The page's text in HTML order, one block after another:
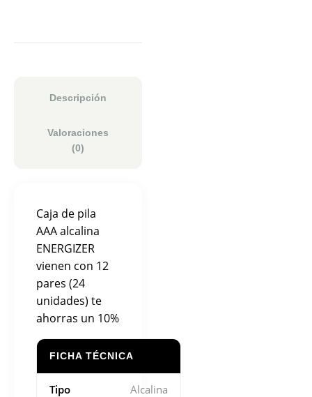
Descripción
Valoraciones
(0)
Caja de pila
AAA alcalina
ENERGIZER
vienen con 12
pares (24
unidades) te
ahorras un 10%
FICHA TÉCNICA
Tipo Alcalina